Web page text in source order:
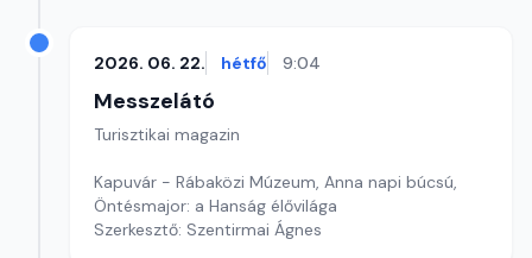
2026. 06. 22. hétfő 9:04
Messzelátó
Turisztikai magazin
Kapuvár - Rábaközi Múzeum, Anna napi búcsú,
Öntésmajor: a Hanság élővilága
Szerkesztő: Szentirmai Ágnes